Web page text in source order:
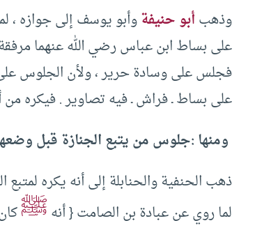
‏وذهبأبو حنيفةوأبو يوسف إلى جوازه ‏،‏
على بساط ابن عباس رضي الله عنهما
فجلس على وسادة حرير ‏،‏ ولأن الجلوس
على بساط ـ فراش ـ فيه تصاوير ‏.‏ فيكره من
ومنها :جلوس من يتبع الجنازة قبل
‏ذهب الحنفية والحنابلة إلى أنه يكره
لما روي عن عبادة بن الصامت ‏{‏ أنهﷺ